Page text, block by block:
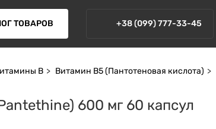
ТОВАРОВ +38 (099) 777-33-45
В Витамин В5 (Пантотеновая кислота)
600 мг 60 капсул